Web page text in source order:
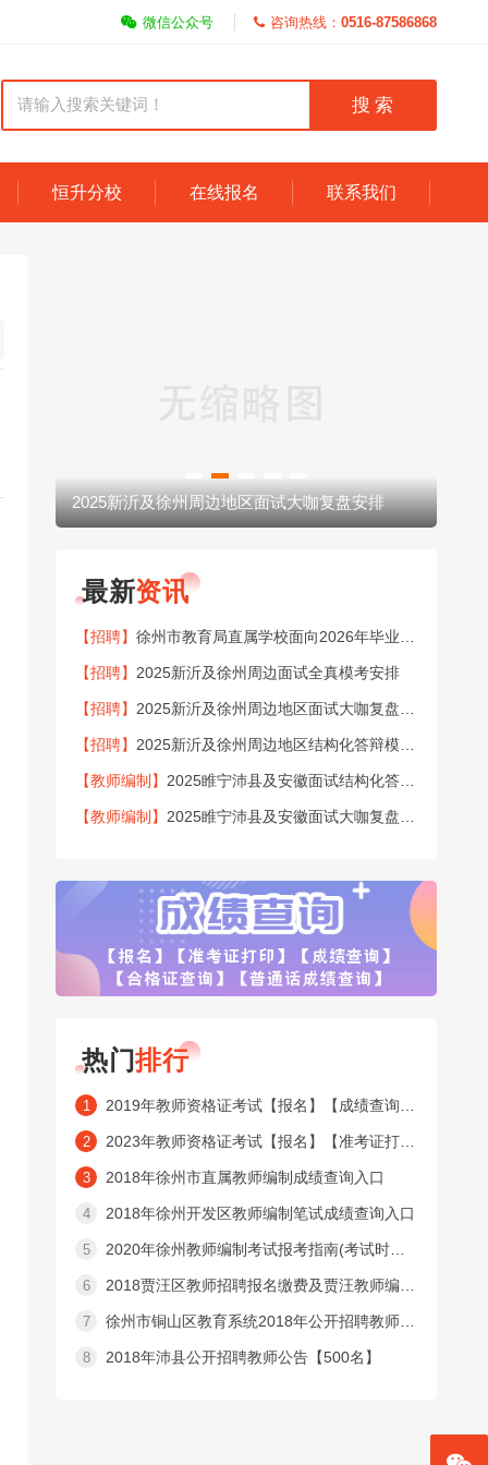
微信公众号 咨询热线： 0516-87586868
搜 索
恒升分校 在线报名 联系我们
2025新沂及徐州周边地区面试大咖复盘安排
最新资讯
【招聘】 徐州市教育局直属学校面向2026年毕业生公开招聘151名教师公告
【招聘】 2025新沂及徐州周边面试全真模考安排
【招聘】 2025新沂及徐州周边地区面试大咖复盘安排
【招聘】 2025新沂及徐州周边地区结构化答辩模考安排
【教师编制】 2025睢宁沛县及安徽面试结构化答辩模考安排
【教师编制】 2025睢宁沛县及安徽面试大咖复盘安排
热门排行
1 2019年教师资格证考试【报名】【成绩查询】【合格证查询】【普通话成绩查询】窗口
2 2023年教师资格证考试【报名】【准考证打印】【成绩查询】【合格证查询】【普通话成绩查询】窗口
3 2018年徐州市直属教师编制成绩查询入口
4 2018年徐州开发区教师编制笔试成绩查询入口
5 2020年徐州教师编制考试报考指南(考试时间内容 )
6 2018贾汪区教师招聘报名缴费及贾汪教师编制准考证打印入口
7 徐州市铜山区教育系统2018年公开招聘教师公告【525名】
8 2018年沛县公开招聘教师公告【500名】